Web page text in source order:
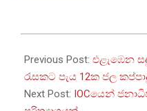
07-
04
Previous Post: එළැඹෙන
රැසකට පැය 12ක ජල
Next Post: IOCයෙන්